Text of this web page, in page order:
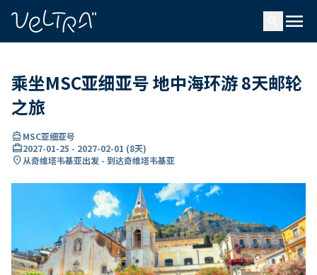
menu
乘坐MSC亚细亚号 地中海环游 8天邮轮
之旅
directions_boatMSC亚细亚号
card_travel2027-01-25 - 2027-02-01 (8天)
location_on从奇维塔韦基亚出发 - 到达奇维塔韦基亚